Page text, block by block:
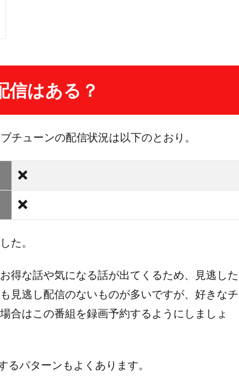
信はある？
チューンの配信状況は以下のとおり。
た。
得な話や気になる話が出てくるため、見逃した
見逃し配信のないものが多いですが、好きなチ
合はこの番組を録画予約するようにしましょ
るパターンもよくあります。